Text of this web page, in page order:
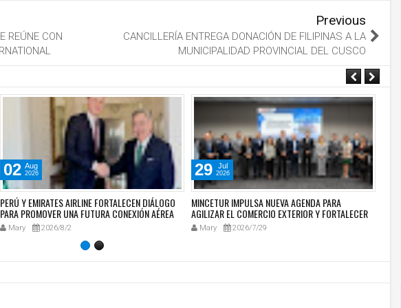
REÚNE CON
Previous
CANCILLERÍA ENTREGA DONACIÓN DE FILIPINAS A LA
MUNICIPALIDAD PROVINCIAL DEL CUSCO
02 Aug
2026
PERÚ Y EMIRATES AIRLINE FORTALECEN DIÁLOGO
PARA PROMOVER UNA FUTURA CONEXIÓN AÉREA
CON MEDIO ORIENTE
Mary 2026/8/2
29 Jul
2026
MINCETUR IMPULSA NUEVA AGENDA PARA
AGILIZAR EL COMERCIO EXTERIOR Y FORTALECER
LA LOGÍSTICA NACIONAL
Mary 2026/7/29
Y